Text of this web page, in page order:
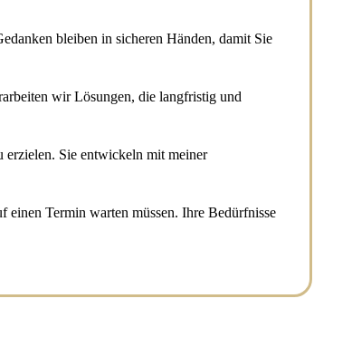
bleiben in sicheren Händen, damit Sie
wir Lösungen, die langfristig und
erzielen. Sie entwickeln mit meiner
einen Termin warten müssen. Ihre Bedürfnisse